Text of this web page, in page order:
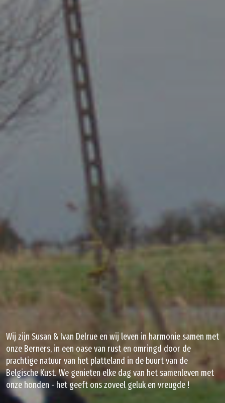
Wij zijn Susan & Ivan Delrue en wij leven in harmonie samen met
onze Berners, in een oase van rust en omringd door de
prachtige natuur van het platteland in de buurt van de
Belgische Kust. We genieten elke dag van het samenleven met
onze honden - het geeft ons zoveel geluk en vreugde !